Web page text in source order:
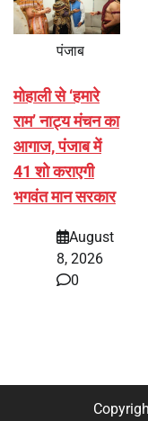
पंजाब
मोहाली से ‘हमारे
राम’ नाट्य मंचन का
आगाज, पंजाब में
41 शो कराएगी
भगवंत मान सरकार
August
8, 2026
0